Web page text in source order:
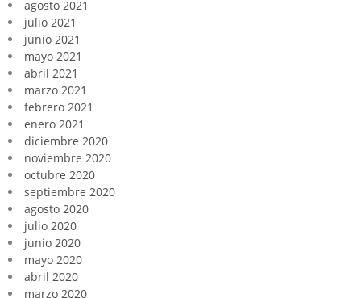
agosto 2021
julio 2021
junio 2021
mayo 2021
abril 2021
marzo 2021
febrero 2021
enero 2021
diciembre 2020
noviembre 2020
octubre 2020
septiembre 2020
agosto 2020
julio 2020
junio 2020
mayo 2020
abril 2020
marzo 2020